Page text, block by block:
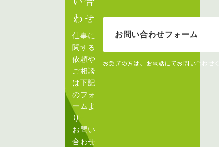
わせ
仕事に
関する
依頼や
ご相談
は下記
のフォ
ームよ
り
お問い
合わせ
お問い合わせフォーム
お急ぎの方は、お電話にてお問い合わせ